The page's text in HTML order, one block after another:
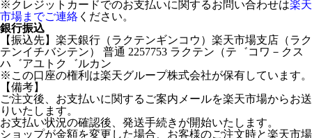
※クレジットカードでのお支払いに関するお問い合わせは楽天
市場までご連絡 ください。
銀行振込
【振込先】楽天銀行（ラクテンギンコウ）楽天市場支店（ラク
テンイチバシテン） 普通 2257753 ラクテン（テ゛コワ－クス
ハ゛アユトク゛ルカン
※この口座の権利は楽天グループ株式会社が保有しています。
【備考】
ご注文後、お支払いに関するご案内メールを楽天市場からお送
りいたします。
お支払い状況の確認後、発送手続きが開始いたします。
ショップが金額を変更した場合、お客様のご注文時と楽天市場